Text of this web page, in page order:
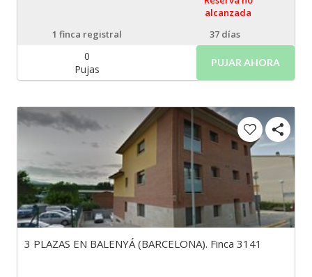
alcanzada
1 finca registral 37 días
0
Pujas
PUJAR AHORA
3 PLAZAS EN BALENYÁ (BARCELONA). Finca 3141